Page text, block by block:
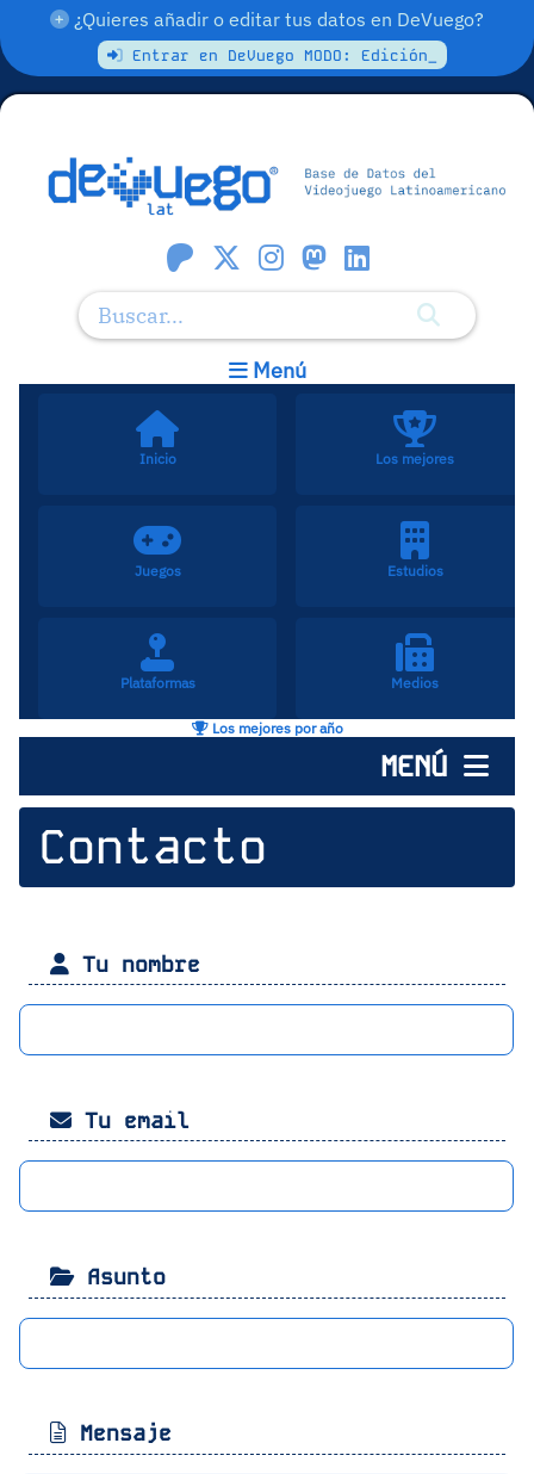
¿Quieres añadir o editar tus datos en DeVuego?
Entrar en DeVuego MODO: Edición_
Menú
Inicio Los mejores
Juegos Estudios
Plataformas Medios
Los mejores por año
MENÚ
Contacto
Tu nombre
Tu email
Asunto
Mensaje